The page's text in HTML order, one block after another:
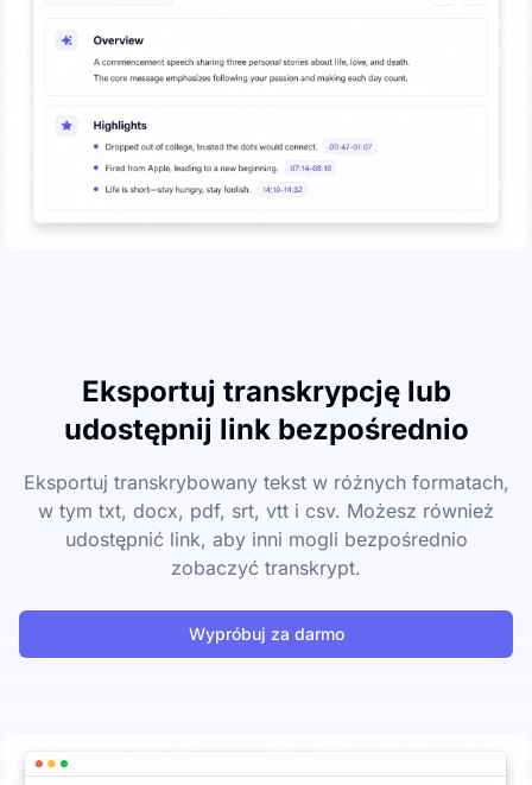
Eksportuj transkrypcję lub
udostępnij link bezpośrednio
Eksportuj transkrybowany tekst w różnych formatach,
w tym txt, docx, pdf, srt, vtt i csv. Możesz również
udostępnić link, aby inni mogli bezpośrednio
zobaczyć transkrypt.
Wypróbuj za darmo